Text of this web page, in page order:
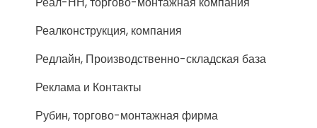
Реалконструкция, компания
Редлайн, Производственно-складская база
Реклама и Контакты
Рубин, торгово-монтажная фирма